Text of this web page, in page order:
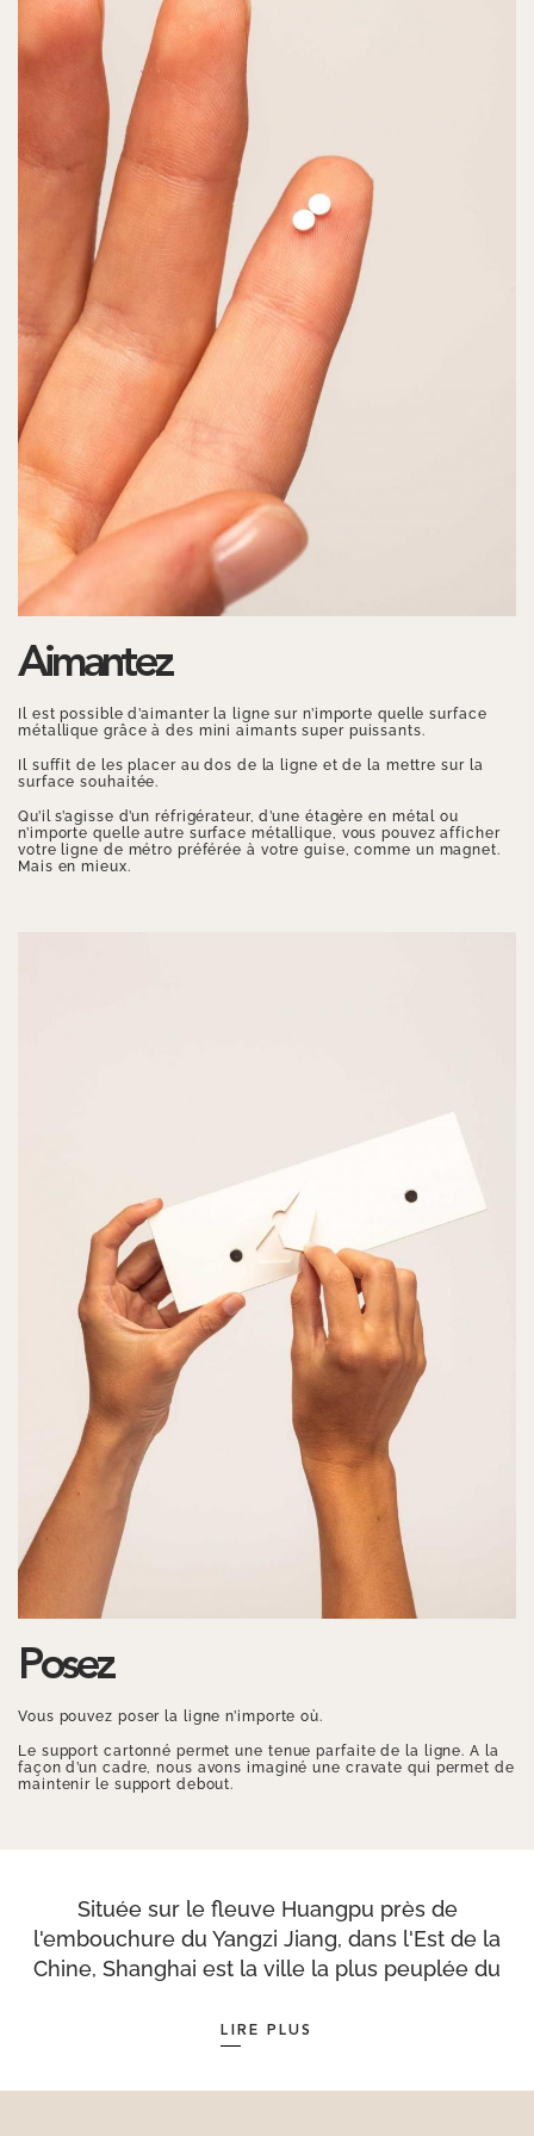
Aimantez
Il est possible d’aimanter la ligne sur n’importe quelle surface
métallique grâce à des mini aimants super puissants.
Il suffit de les placer au dos de la ligne et de la mettre sur la
surface souhaitée.
Qu’il s’agisse d’un réfrigérateur, d’une étagère en métal ou
n’importe quelle autre surface métallique, vous pouvez afficher
votre ligne de métro préférée à votre guise, comme un magnet.
Mais en mieux.
Posez
Vous pouvez poser la ligne n’importe où.
Le support cartonné permet une tenue parfaite de la ligne. A la
façon d’un cadre, nous avons imaginé une cravate qui permet de
maintenir le support debout.
Située sur le fleuve Huangpu près de
l'embouchure du Yangzi Jiang, dans l'Est de la
Chine, Shanghai est la ville la plus peuplée du
abrite le plus grand réseau de métro au monde,
C’est là où l’espérance de vie est la plus élevée
LIRE PLUS